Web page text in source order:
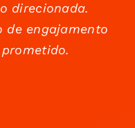
direcionada.
de engajamento